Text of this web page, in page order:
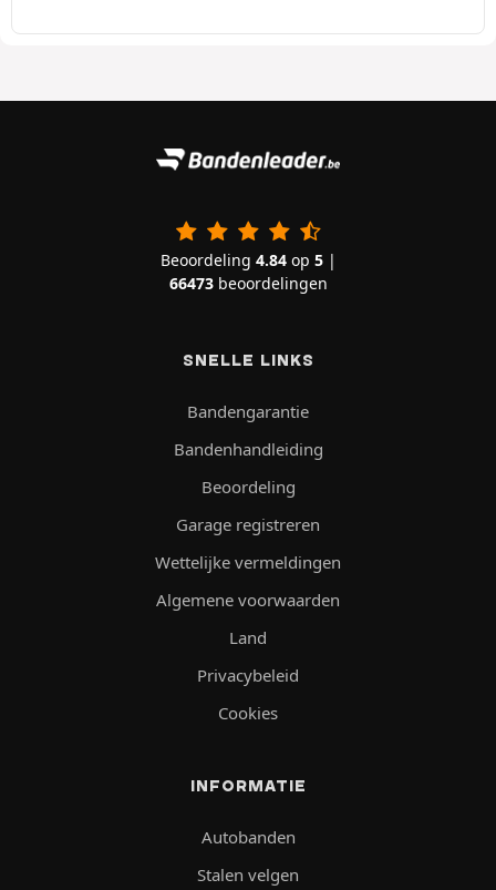
Beoordeling 4.84op 5|
66473beoordelingen
SNELLE LINKS
Bandengarantie
Bandenhandleiding
Beoordeling
Garage registreren
Wettelijke vermeldingen
Algemene voorwaarden
Land
Privacybeleid
Cookies
INFORMATIE
Autobanden
Stalen velgen